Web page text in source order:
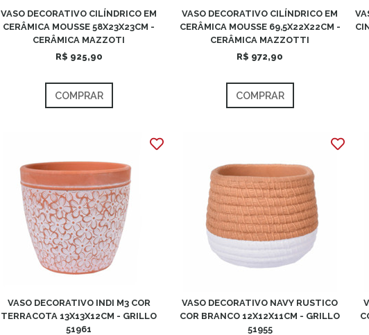
VASO DECORATIVO CILÍNDRICO EM
CERÂMICA MOUSSE 58X23X23CM -
CERÂMICA MAZZOTI
R$ 925,90
COMPRAR
VASO DECORATIVO CILÍNDRICO EM
CERÂMICA MOUSSE 69,5X22X22CM -
CERÂMICA MAZZOTTI
R$ 972,90
COMPRAR
VASO DECORATIVO INDI M3 COR
TERRACOTA 13X13X12CM - GRILLO
51961
VASO DECORATIVO NAVY RUSTICO
COR BRANCO 12X12X11CM - GRILLO
51955